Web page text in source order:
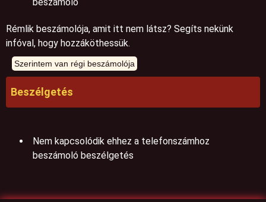
Rémlik beszámolója, amit itt nem látsz? Segíts nekünk
infóval, hogy hozzáköthessük.
Beszélgetés
Nem kapcsolódik ehhez a telefonszámhoz
beszámoló beszélgetés